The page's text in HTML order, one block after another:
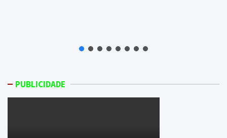
PUBLICIDADE